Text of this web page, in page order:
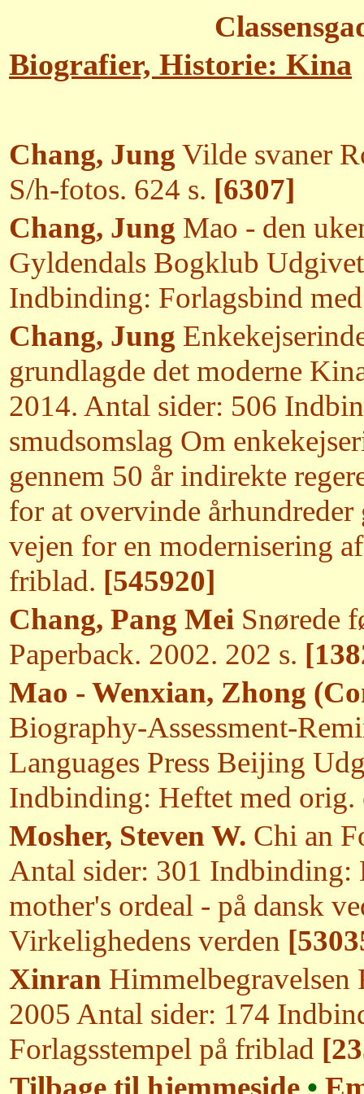
Biografier, Historie: Kina
Chang, Jung Vilde svaner
S/h-fotos. 624 s. [6307]
Chang, Jung Mao - den
Gyldendals Bogklub
Indbinding: Forlagsbind
Chang, Jung
grundlagde det moderne
2014. Antal sider: 506
smudsomslag Om
gennem 50 år indirekte
for at overvinde
vejen for en modernisering
friblad. [545920]
Chang, Pang Mei Snørede
Paperback. 2002. 202 s.
Mao - Wenxian, Zhong
Biography-Assessment-
Languages Press Beijing
Indbinding: Heftet med
Mosher, Steven W. Chi an
Antal sider: 301
mother's ordeal - på dansk
Virkelighedens verden
Xinran
2005 Antal sider: 174
Forlagsstempel på friblad
Tilbage til hjemmeside •